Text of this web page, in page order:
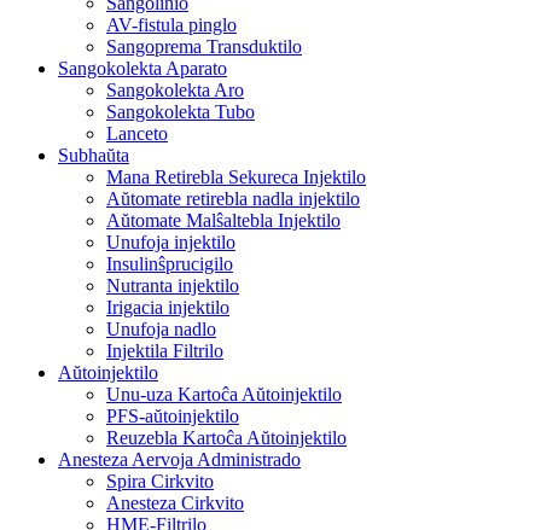
AV-fistula pinglo
Sangoprema Transduktilo
Sangokolekta Aparato
Sangokolekta Aro
Sangokolekta Tubo
Lanceto
Subhaŭta
Mana Retirebla Sekureca Injektilo
Aŭtomate retirebla nadla injektilo
Aŭtomate Malŝaltebla Injektilo
Unufoja injektilo
Insulinŝprucigilo
Nutranta injektilo
Irigacia injektilo
Unufoja nadlo
Injektila Filtrilo
Aŭtoinjektilo
Unu-uza Kartoĉa Aŭtoinjektilo
PFS-aŭtoinjektilo
Reuzebla Kartoĉa Aŭtoinjektilo
Anesteza Aervoja Administrado
Spira Cirkvito
Anesteza Cirkvito
HME-Filtrilo